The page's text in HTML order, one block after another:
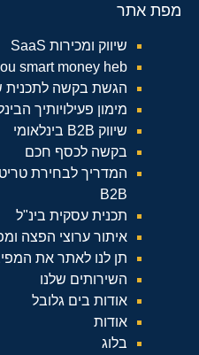
מפת אתר
שיווק ומכירות SaaS
smart money heb
הגשת בקשה לתכנית
מימון פעילויותיך
שיווק B2B בינלאומי
בקשה לכסף חכם
המדריך לבחירת
B2B
תכנית עסקית בינ"ל
איתור ערוצי הפצה
תן לנו לאתר את
השירותים שלנו
אודות בים גלובל
אודות
בלוג